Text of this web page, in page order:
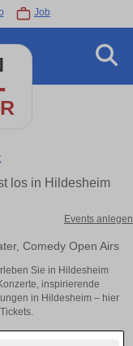
Job
los in Hildesheim
Events anlegen
Comedy Open Airs
Sie in Hildesheim
inspirierende
in Hildesheim – hier